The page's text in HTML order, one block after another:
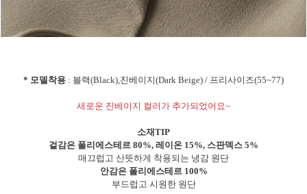
* 모델착용 : 블랙(Black),진베이지(Dark Beige) / 프리사이즈(55~77)
새로운 진베이지 컬러가 추가되었어요~
소재TIP
겉감은 폴리에스테르 80%, 레이온 15%, 스판덱스 5%
매끄럽고 산뜻하게 착용되는 냉감 원단
안감은 폴리에스테르 100%
부드럽고 시원한 원단